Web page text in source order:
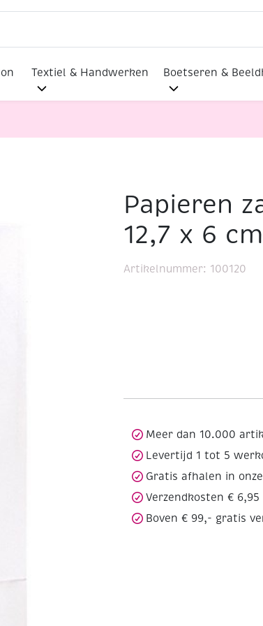
Textiel & Handwerken Boetseren &
zakjes wit, 25,4 x 12,7 x 6 cm, 12 stuks
Papieren
12,7 x 6
Artikelnummer: 100120
Meer dan 10.000
Levertijd 1 tot 5
Gratis afhalen in onze
Verzendkosten € 6,95
Boven € 99,- gratis